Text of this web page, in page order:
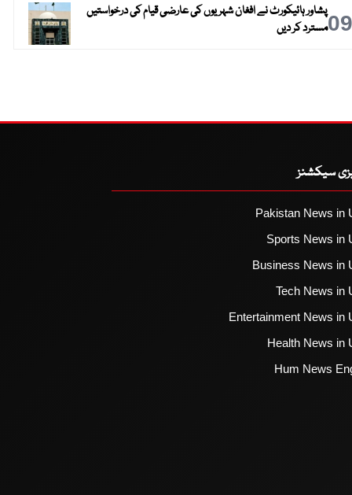
09پشاور ہائیکورٹ نے افغان شہریوں کی عارضی قیام کی درخواستیں
مسترد کر دیں
سیکشنز
Pakistan News in
Sports News in
Business News in
Tech News in
Entertainment News in
Health News in
Hum News